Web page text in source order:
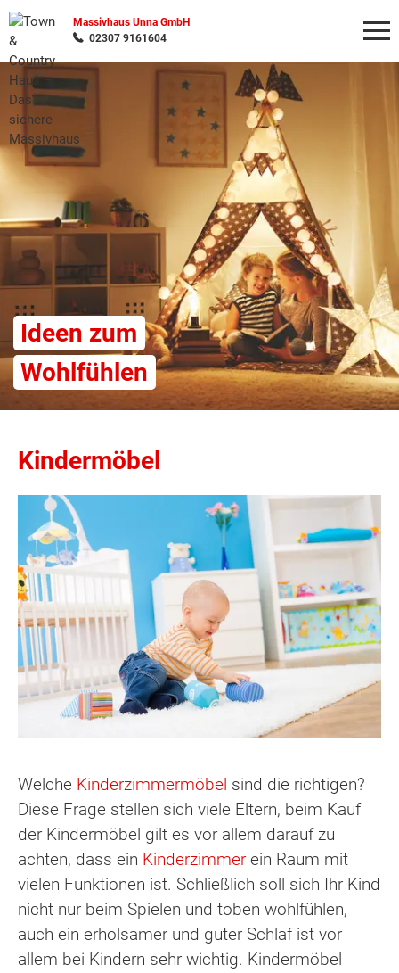
Massivhaus Unna GmbH
02307 9161604
Ideen zum
Wohlfühlen
Kindermöbel
Welche Kinderzimmermöbel sind die richtigen?
Diese Frage stellen sich viele Eltern, beim Kauf
der Kindermöbel gilt es vor allem darauf zu
achten, dass ein Kinderzimmer ein Raum mit
vielen Funktionen ist. Schließlich soll sich Ihr Kind
nicht nur beim Spielen und toben wohlfühlen,
auch ein erholsamer und guter Schlaf ist vor
allem bei Kindern sehr wichtig. Kindermöbel
Wonach möchten Sie suchen?